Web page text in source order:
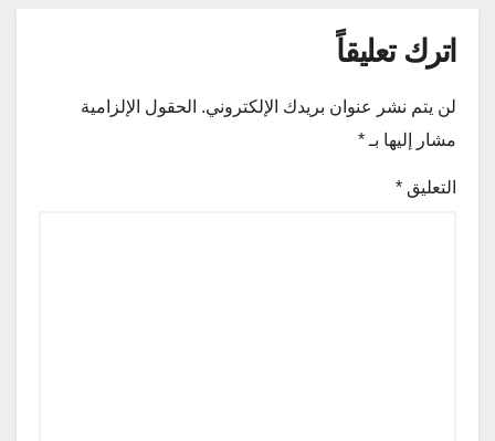
اترك تعليقاً
لن يتم نشر عنوان بريدك الإلكتروني. الحقول الإلزامية
مشار إليها بـ *
التعليق *